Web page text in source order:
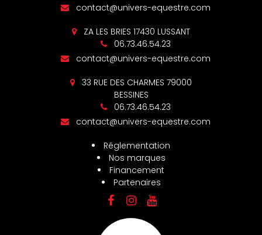
contact@univers-equestre.com
ZA LES BRIES 17430 LUSSANT
06.73.46.54.23
contact@univers-equestre.com
33 RUE DES CHARMES 79000
BESSINES
06.73.46.54.23
contact@univers-equestre.com
Réglementation
Nos marques
Financement
Partenaires